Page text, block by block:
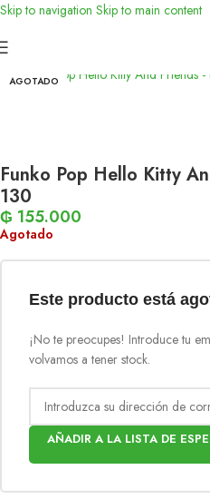
Skip to navigation Skip to main content
Inicio
AGOTADO
Funko Pop Hello Kitty
130
₲ 155.000
Agotado
Este producto está
¡No te preocupes! Introduce tu
volvamos a tener stock.
AÑADIR A LA LISTA DE